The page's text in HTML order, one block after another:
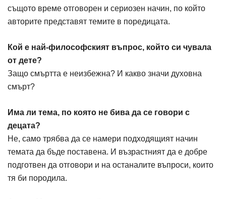
същото време отговорен и сериозен начин, по който
авторите представят темите в поредицата.
Кой е най-философският въпрос, който си чувала
от дете?
Защо смъртта е неизбежна? И какво значи духовна
смърт?
Има ли тема, по която не бива да се говори с
децата?
Не, само трябва да се намери подходящият начин
темата да бъде поставена. И възрастният да е добре
подготвен да отговори и на останалите въпроси, които
тя би породила.